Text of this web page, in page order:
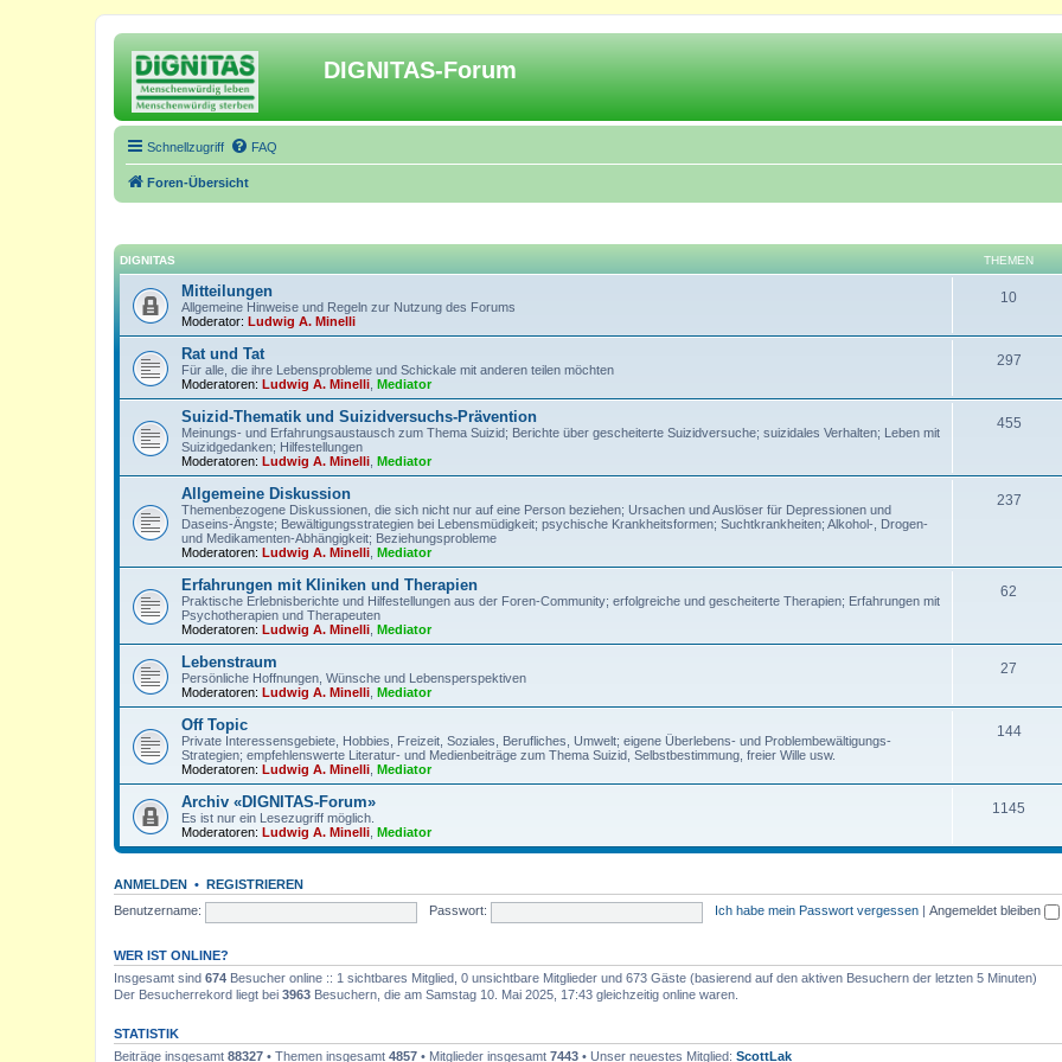
DIGNITAS-Forum
Schnellzugriff FAQ
Foren-Übersicht
DIGNITAS THEMEN
Mitteilungen
Allgemeine Hinweise und Regeln zur Nutzung des Forums
Moderator: Ludwig A. Minelli
10
Rat und Tat
Für alle, die ihre Lebensprobleme und Schickale mit anderen teilen möchten
Moderatoren: Ludwig A. Minelli Mediator
297
Suizid-Thematik und Suizidversuchs-Prävention
Meinungs- und Erfahrungsaustausch zum Thema Suizid; Berichte über gescheiterte Suizidversuche; suizidales Verhalten; Leben mit
Suizidgedanken; Hilfestellungen
Moderatoren: Ludwig A. Minelli Mediator
455
Allgemeine Diskussion
Themenbezogene Diskussionen, die sich nicht nur auf eine Person beziehen; Ursachen und Auslöser für Depressionen und
Daseins-Ängste; Bewältigungsstrategien bei Lebensmüdigkeit; psychische Krankheitsformen; Suchtkrankheiten; Alkohol-, Drogen-
und Medikamenten-Abhängigkeit; Beziehungsprobleme
Moderatoren: Ludwig A. Minelli Mediator
237
Erfahrungen mit Kliniken und Therapien
Praktische Erlebnisberichte und Hilfestellungen aus der Foren-Community; erfolgreiche und gescheiterte Therapien; Erfahrungen mit
Psychotherapien und Therapeuten
Moderatoren: Ludwig A. Minelli Mediator
62
Lebenstraum
Persönliche Hoffnungen, Wünsche und Lebensperspektiven
Moderatoren: Ludwig A. Minelli Mediator
27
Off Topic
Private Interessensgebiete, Hobbies, Freizeit, Soziales, Berufliches, Umwelt; eigene Überlebens- und Problembewältigungs-
Strategien; empfehlenswerte Literatur- und Medienbeiträge zum Thema Suizid, Selbstbestimmung, freier Wille usw.
Moderatoren: Ludwig A. Minelli Mediator
144
Archiv «DIGNITAS-Forum»
Es ist nur ein Lesezugriff möglich.
Moderatoren: Ludwig A. Minelli Mediator
1145
ANMELDEN • REGISTRIEREN
Benutzername:
Passwort: Ich habe mein Passwort vergessen Angemeldet bleiben
WER IST ONLINE?
Insgesamt sind 674 Besucher online :: 1 sichtbares Mitglied, 0 unsichtbare Mitglieder und 673 Gäste (basierend auf den aktiven Besuchern der letzten 5 Minuten)
Der Besucherrekord liegt bei 3963 Besuchern, die am Samstag 10. Mai 2025, 17:43 gleichzeitig online waren.
STATISTIK
Beiträge insgesamt 88327 • Themen insgesamt 4857 • Mitglieder insgesamt 7443 • Unser neuestes Mitglied: ScottLak